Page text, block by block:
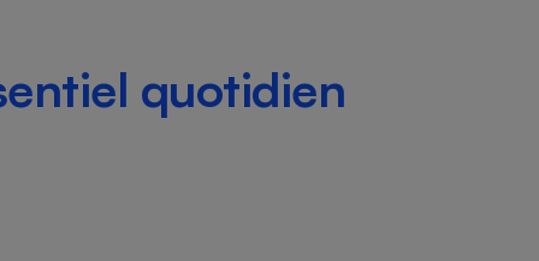
quotidien